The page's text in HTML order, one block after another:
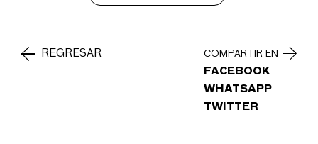
REGRESAR
COMPARTIR EN
FACEBOOK
WHATSAPP
TWITTER